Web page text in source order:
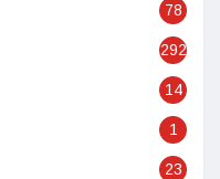
78
292
14
1
23